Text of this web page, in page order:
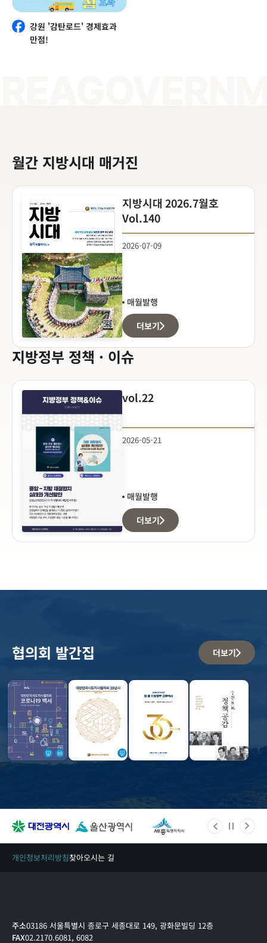
강원 '감탄로드' 경제효과
만점!
월간 지방시대 매거진
지방시대 2026.7월호
Vol.140
2026-07-09
매월발행
더보기
지방정부 정책 · 이슈
vol.22
2026-05-21
매월발행
더보기
협의회 발간집 더보기
개인정보처리방침찾아오시는 길
주소03186 서울특별시 종로구 세종대로 149, 광화문빌딩 12층
FAX02.2170.6081, 6082